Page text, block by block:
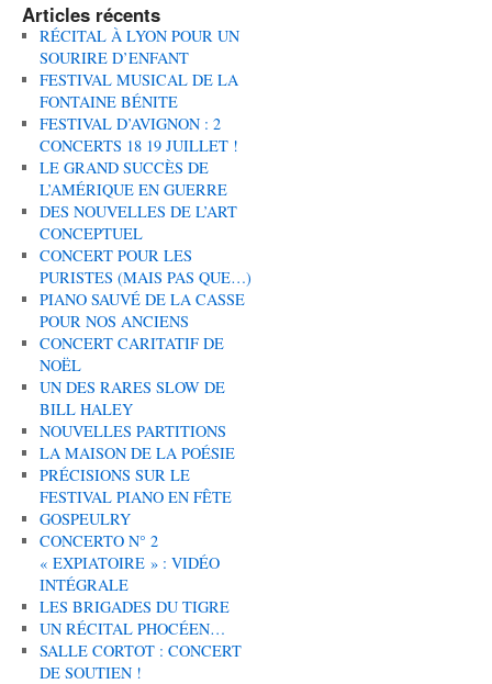
Articles récents
RÉCITAL À LYON POUR UN
SOURIRE D’ENFANT
FESTIVAL MUSICAL DE LA
FONTAINE BÉNITE
FESTIVAL D’AVIGNON : 2
CONCERTS 18 19 JUILLET !
LE GRAND SUCCÈS DE
L’AMÉRIQUE EN GUERRE
DES NOUVELLES DE L’ART
CONCEPTUEL
CONCERT POUR LES
PURISTES (MAIS PAS QUE…)
PIANO SAUVÉ DE LA CASSE
POUR NOS ANCIENS
CONCERT CARITATIF DE
NOËL
UN DES RARES SLOW DE
BILL HALEY
NOUVELLES PARTITIONS
LA MAISON DE LA POÉSIE
PRÉCISIONS SUR LE
FESTIVAL PIANO EN FÊTE
GOSPEULRY
CONCERTO N° 2
« EXPIATOIRE » : VIDÉO
INTÉGRALE
LES BRIGADES DU TIGRE
UN RÉCITAL PHOCÉEN…
SALLE CORTOT : CONCERT
DE SOUTIEN !